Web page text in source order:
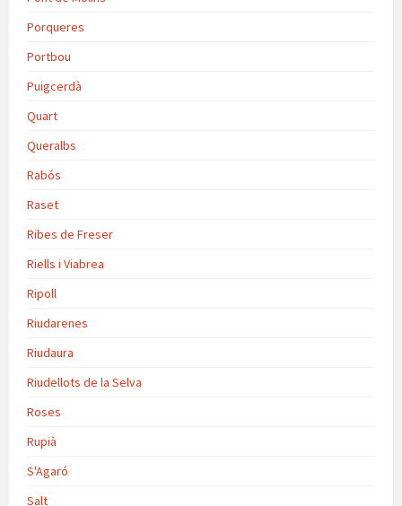
Porqueres
Portbou
Puigcerdà
Quart
Queralbs
Rabós
Raset
Ribes de Freser
Riells i Viabrea
Ripoll
Riudarenes
Riudaura
Riudellots de la Selva
Roses
Rupià
S'Agaró
Salt